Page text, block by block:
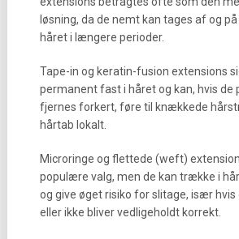
løsning, da de nemt kan tages af og
håret i længere perioder.
Tape-in og keratin-fusion extensions
permanent fast i håret og kan, hvis
fjernes forkert, føre til knækkede
hårtab lokalt.
Microringe og flettede (weft)
populære valg, men de kan trække i
og give øget risiko for slitage, især
eller ikke bliver vedligeholdt korrekt.